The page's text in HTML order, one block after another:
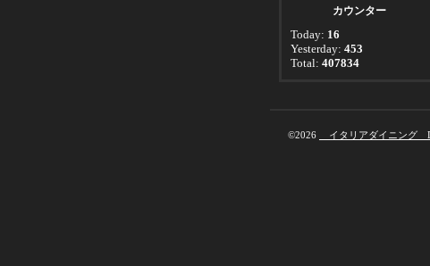
カウンター
Today: 16
Yesterday: 453
Total: 407834
©2026 イタリアダイニング